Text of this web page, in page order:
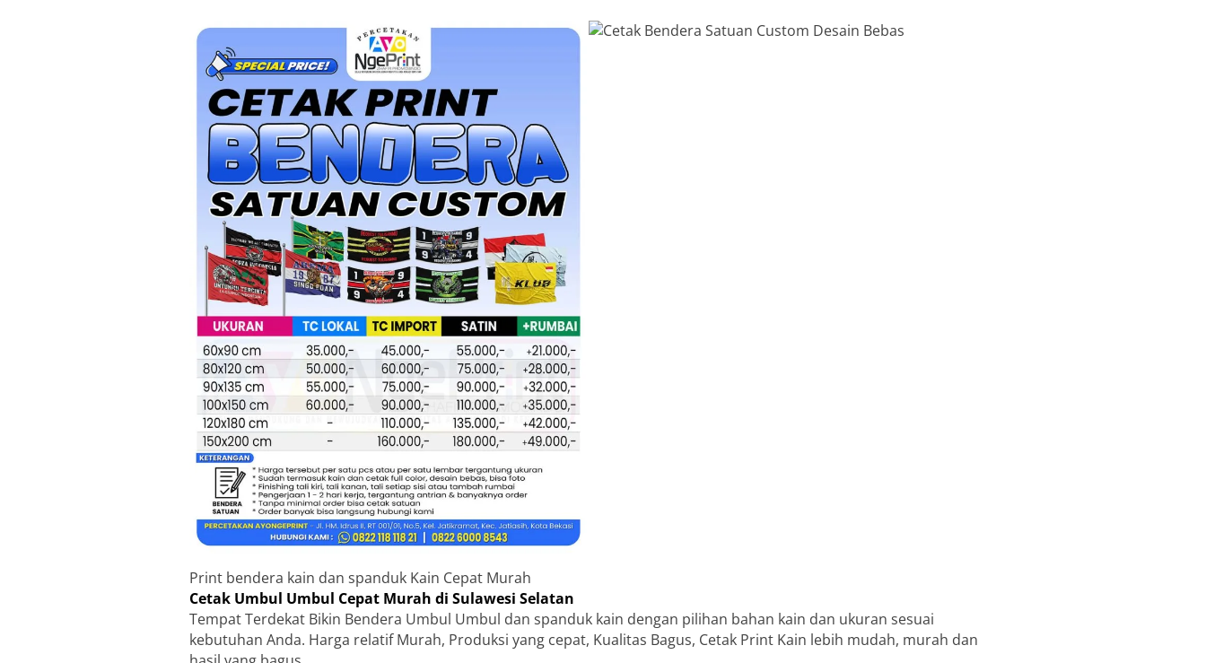
Print bendera kain dan spanduk Kain Cepat Murah
Cetak Umbul Umbul Cepat Murah di Sulawesi Selatan
Tempat Terdekat Bikin Bendera Umbul Umbul dan spanduk kain dengan pilihan bahan kain dan ukuran sesuai
kebutuhan Anda. Harga relatif Murah, Produksi yang cepat, Kualitas Bagus, Cetak Print Kain lebih mudah, murah dan